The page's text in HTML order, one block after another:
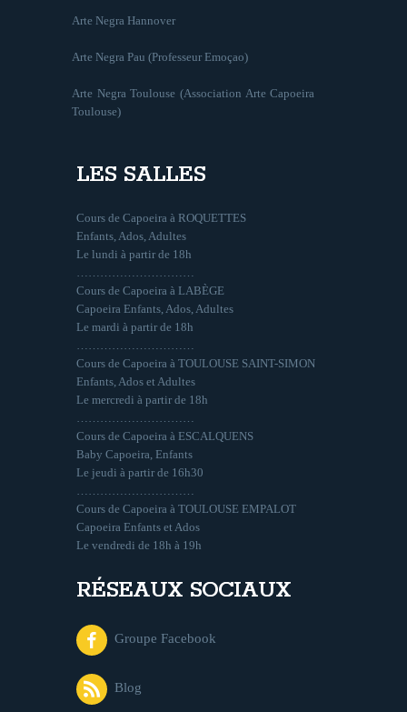
Arte Negra Hannover
Arte Negra Pau (Professeur Emoçao)
Arte Negra Toulouse (Association Arte Capoeira
Toulouse)
LES SALLES
Cours de Capoeira à ROQUETTES
Enfants, Ados, Adultes
Le lundi à partir de 18h
Cours de Capoeira à LABÈGE
Capoeira Enfants, Ados, Adultes
Le mardi à partir de 18h
Cours de Capoeira à TOULOUSE SAINT-SIMON
Enfants, Ados et Adultes
Le mercredi à partir de 18h
Cours de Capoeira à ESCALQUENS
Baby Capoeira, Enfants
Le jeudi à partir de 16h30
Cours de Capoeira à TOULOUSE EMPALOT
Capoeira Enfants et Ados
Le vendredi de 18h à 19h
RÉSEAUX SOCIAUX
Groupe Facebook
Blog